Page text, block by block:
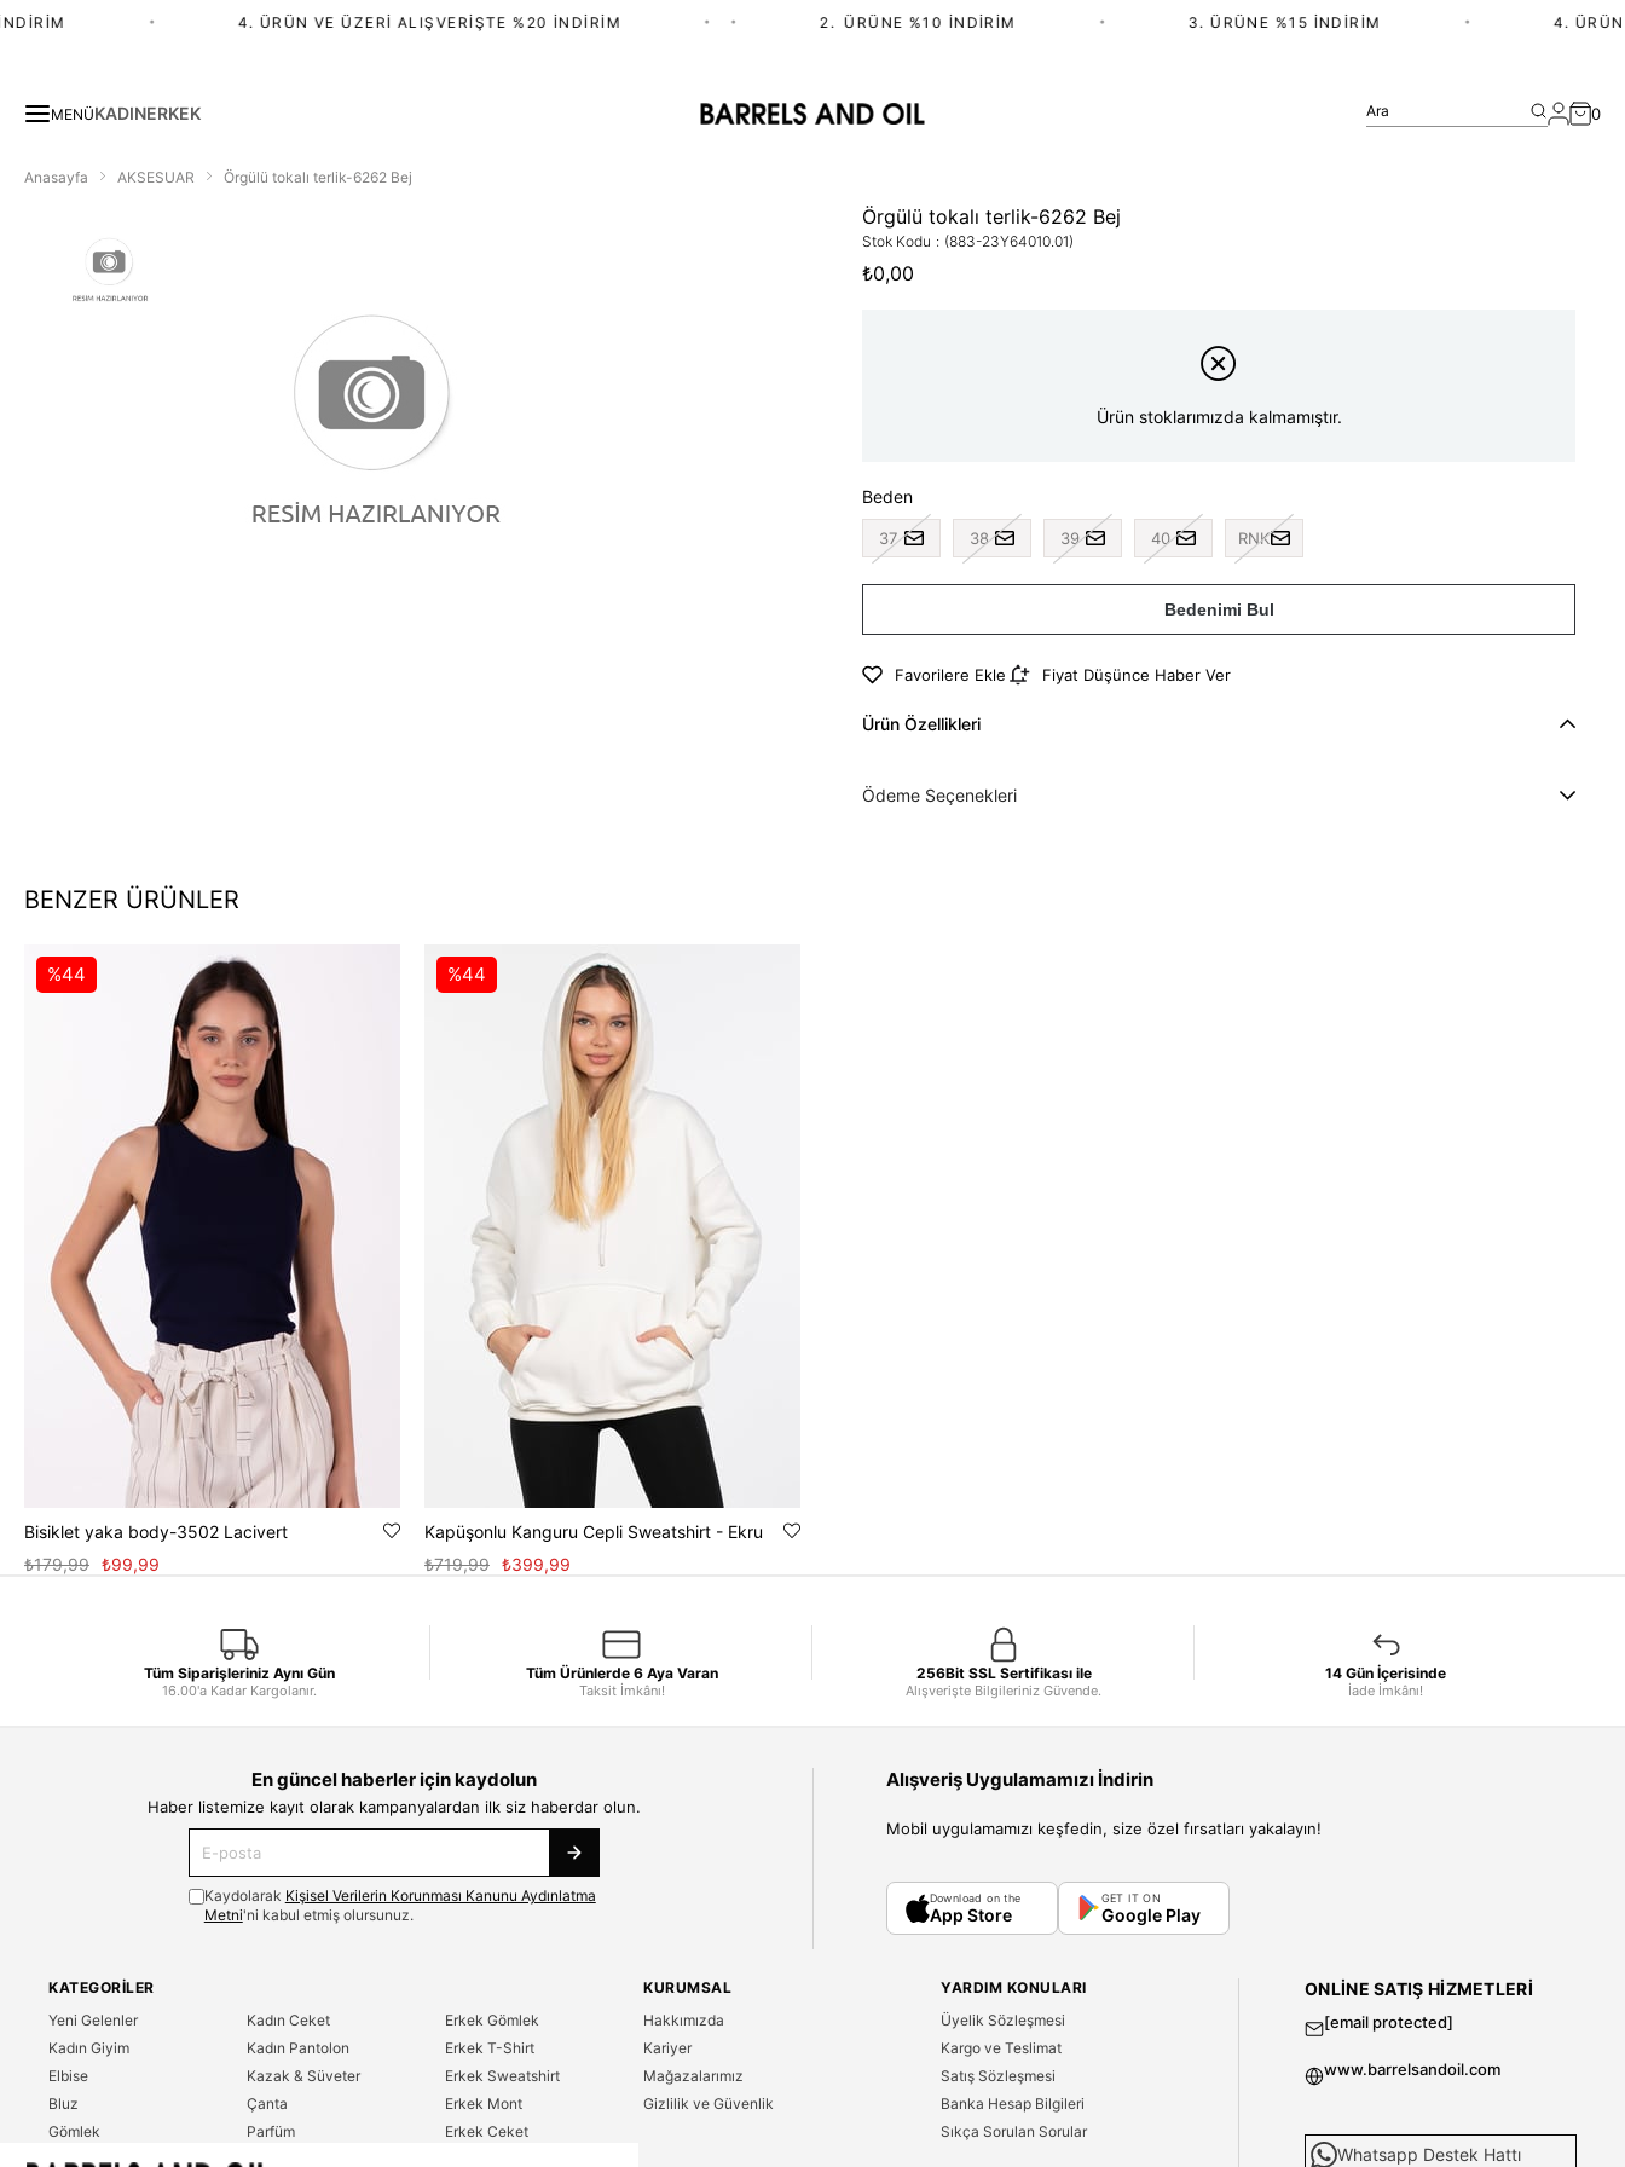
4. ÜRÜN VE ÜZERI ALIŞVERIŞTE %20 İNDIRIM 2.⁠ ⁠ÜRÜNE %10 İNDIRIM 3. ÜRÜNE %15 İNDIRIM 4. ÜRÜN
MENÜKADINERKEK Ara 0
Anasayfa AKSESUAR Örgülü tokalı terlik-6262 Bej
Örgülü tokalı terlik-6262 Bej
Stok Kodu (883-23Y64010.01)
₺0,00
Ürün stoklarımızda kalmamıştır.
Beden
37 38 39 40 RNK
Bedenimi Bul
Favorilere Ekle Fiyat Düşünce Haber Ver
Ürün Özellikleri
Ödeme Seçenekleri
BENZER ÜRÜNLER
Bisiklet yaka body-3502 Lacivert
₺99,99
₺179,99
%44
Kapüşonlu Kanguru Cepli Sweatshirt - Ekru
₺399,99
₺719,99
%44
Tüm Siparişleriniz Aynı Gün
16.00'a Kadar Kargolanır.
Tüm Ürünlerde 6 Aya Varan
Taksit İmkânı!
256Bit SSL Sertifikası ile
Alışverişte Bilgileriniz Güvende.
14 Gün İçerisinde
İade İmkânı!
En güncel haberler için kaydolun
Haber listemize kayıt olarak kampanyalardan ilk siz haberdar olun.
Kaydolarak Kişisel Verilerin Korunması Kanunu Aydınlatma
Metni'ni kabul etmiş olursunuz.
Alışveriş Uygulamamızı İndirin
Mobil uygulamamızı keşfedin, size özel fırsatları yakalayın!
Download on the
App Store
GET IT ON
Google Play
KATEGORILER
Yeni Gelenler
Kadın Giyim
Elbise
Bluz
Gömlek
T-Shirt
Kadın Ceket
Kadın Pantolon
Kazak & Süveter
Çanta
Parfüm
Erkek Giyim
Erkek Gömlek
Erkek T-Shirt
Erkek Sweatshirt
Erkek Mont
Erkek Ceket
KURUMSAL
Hakkımızda
Kariyer
Mağazalarımız
Gizlilik ve Güvenlik
YARDIM KONULARI
Üyelik Sözleşmesi
Kargo ve Teslimat
Satış Sözleşmesi
Banka Hesap Bilgileri
Sıkça Sorulan Sorular
ONLINE SATIŞ HIZMETLERI
[email protected]
www.barrelsandoil.com
Whatsapp Destek Hattı